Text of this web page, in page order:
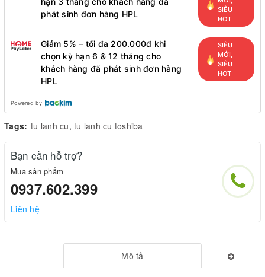
phát sinh đơn hàng HPL
SIÊU
HOT
Giảm 5% – tối đa 200.000đ khi
chọn kỳ hạn 6 & 12 tháng cho
khách hàng đã phát sinh đơn hàng
HPL
SIÊU
MỚI,
SIÊU
HOT
Powered by
Tags: tu lanh cu, tu lanh cu toshiba
Bạn cần hỗ trợ?
Mua sản phẩm
0937.602.399
Liên hệ
Mô tả